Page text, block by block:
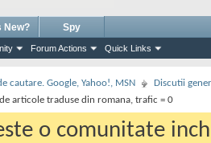
Forum Actions Quick Links
New? Spy
cautare. Google, Yahoo!, MSN
Discutii
articole traduse din romana, trafic = 0
o comunitate